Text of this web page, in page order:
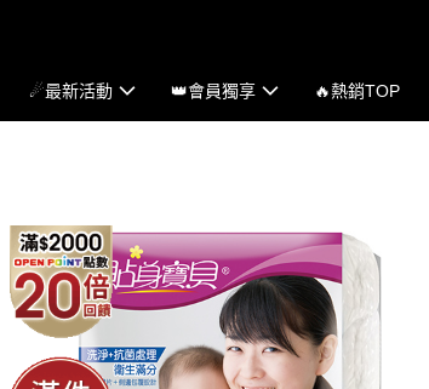
☄最新活動 👑會員獨享 🔥熱銷TOP